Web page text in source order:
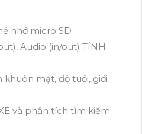
nhớ micro SD
Audio (in/out) TÍNH
mặt, độ tuổi, giới
và phân tích tìm kiếm